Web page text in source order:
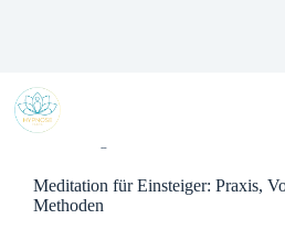
Meditation für Einsteiger: Praxis,
Methoden